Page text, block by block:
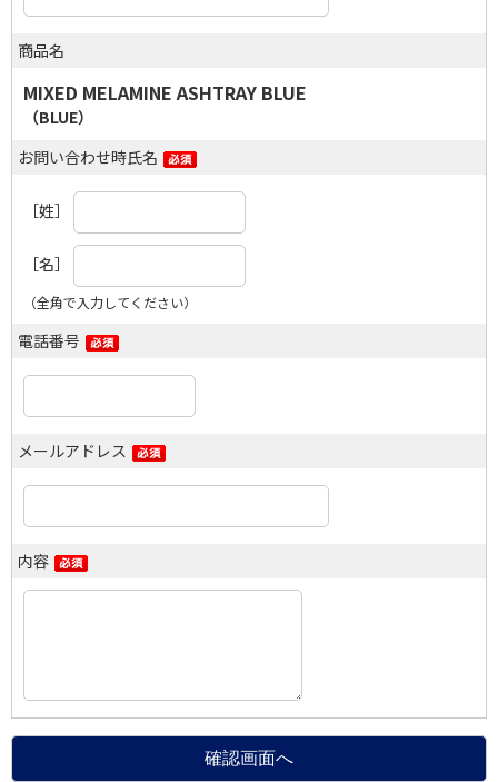
商品名
MIXED MELAMINE ASHTRAY BLUE
（BLUE）
お問い合わせ時氏名
［姓］
［名］
（全角で入力してください）
電話番号
メールアドレス
内容